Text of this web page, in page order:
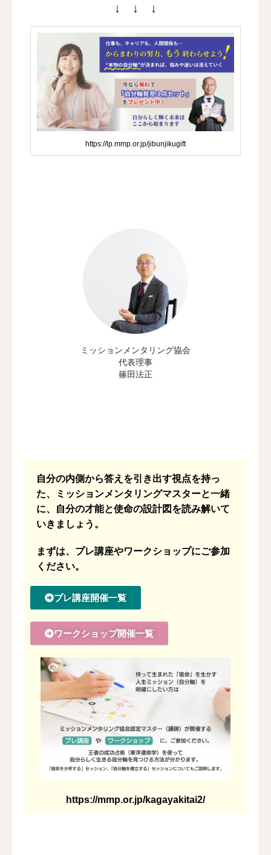
↓ ↓ ↓
https://lp.mmp.or.jp/jibunjikugift
ミッションメンタリング協会
代表理事
篠田法正
自分の内側から答えを引き出す視点を持っ
た、ミッションメンタリングマスターと一緒
に、自分の才能と使命の設計図を読み解いて
いきましょう。
まずは、プレ講座やワークショップにご参加
ください。
プレ講座開催一覧
ワークショップ開催一覧
https://mmp.or.jp/kagayakitai2/